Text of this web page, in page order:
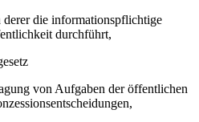
die informationspflichtige
durchführt,
von Aufgaben der öffentlichen